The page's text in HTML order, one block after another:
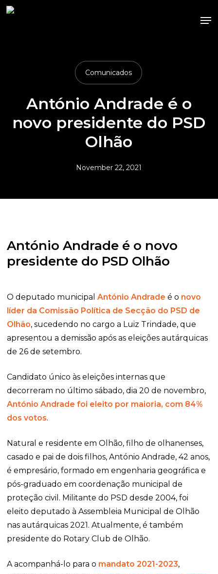
Skip
Comunicados
António Andrade é o
novo presidente do PSD
Olhão
November 22, 2021
António Andrade é o novo
presidente do PSD Olhão
O deputado municipal António Andrade é o novo
líder da Comissão Política de Secção do PSD de
Olhão, sucedendo no cargo a Luiz Trindade, que
apresentou a demissão após as eleições autárquicas
de 26 de setembro.
Candidato único às eleições internas que
decorreram no último sábado, dia 20 de novembro,
António Andrade foi eleito por maioria, com 84%
dos votos.
Natural e residente em Olhão, filho de olhanenses,
casado e pai de dois filhos, António Andrade, 42 anos,
é empresário, formado em engenharia geográfica e
pós-graduado em coordenação municipal de
proteção civil. Militante do PSD desde 2004, foi
eleito deputado à Assembleia Municipal de Olhão
nas autárquicas 2021. Atualmente, é também
presidente do Rotary Club de Olhão.
A acompanhá-lo para o mandato 2021-2023,